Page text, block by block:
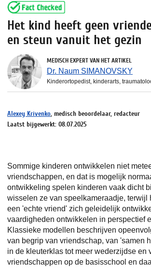
Het kind heeft geen
en steun vanuit het gezin
MEDISCH EXPERT VAN HET ARTIKEL
Dr. Naum SIMANOVSKY
Kinderortopedist, kinderarts,
Alexey Krivenko, medisch beoordelaar, redacteur
Laatst bijgewerkt: 08.07.2025
Sommige kinderen ontwikkelen niet
vriendschappen, en dat is mogelijk
ontwikkeling spelen kinderen vaak dicht
wisselen ze van speelkameraadje, terwijl
een 'echte vriend' zich geleidelijk
vaardigheden ontwikkelen in perspectief
Klassieke modellen beschrijven
van begrip van vriendschap, van 'samen
in de kleuterklas tot meer wederzijdse en
vriendschappen op de basisschool en